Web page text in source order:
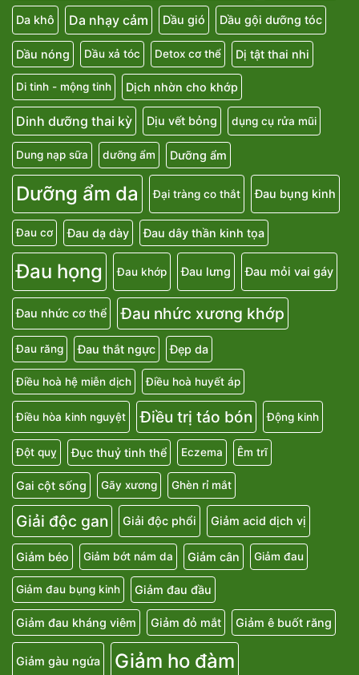
Da khô Da nhạy cảm Dầu gió Dầu gội dưỡng tóc
Dầu nóng Dầu xả tóc Detox cơ thể Dị tật thai nhi
Di tinh - mộng tinh Dịch nhờn cho khớp
Dinh dưỡng thai kỳ Dịu vết bỏng dụng cụ rửa mũi
Dung nạp sữa dưỡng ẩm Dưỡng ẩm
Dưỡng ẩm da Đại tràng co thắt Đau bụng kinh
Đau cơ Đau dạ dày Đau dây thần kinh tọa
Đau họng Đau khớp Đau lưng Đau mỏi vai gáy
Đau nhức cơ thể Đau nhức xương khớp
Đau răng Đau thắt ngực Đẹp da
Điều hoà hệ miễn dịch Điều hoà huyết áp
Điều hòa kinh nguyệt Điều trị táo bón Động kinh
Đột quỵ Đục thuỷ tinh thể Eczema Êm trĩ
Gai cột sống Gãy xương Ghèn rỉ mắt
Giải độc gan Giải độc phổi Giảm acid dịch vị
Giảm béo Giảm bớt nám da Giảm cân Giảm đau
Giảm đau bụng kinh Giảm đau đầu
Giảm đau kháng viêm Giảm đỏ mắt Giảm ê buốt răng
Giảm gàu ngứa Giảm ho đàm